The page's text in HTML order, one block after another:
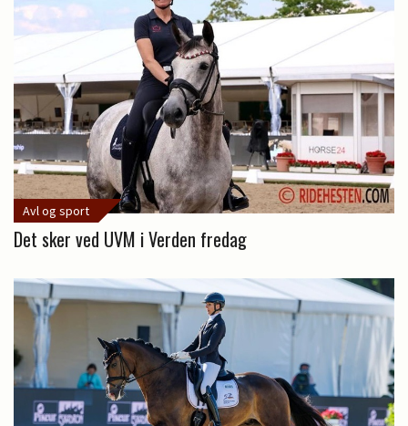
Avl og sport
Det sker ved UVM i Verden fredag